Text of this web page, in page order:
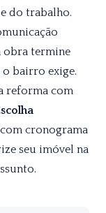
do trabalho.
obra termine
bairro exige.
reforma com
cronograma
seu imóvel na